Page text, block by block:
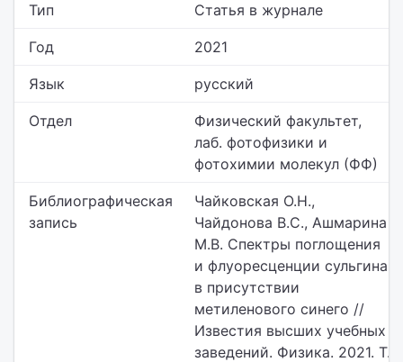
Тип Статья в журнале
Год 2021
Язык русский
Отдел
Физический факультет,
лаб. фотофизики и
фотохимии молекул (ФФ)
Библиографическая
запись
Чайковская О.Н.,
Чайдонова В.С., Ашмарина
М.В. Спектры поглощения
и флуоресценции сульгина
в присутствии
метиленового синего //
Известия высших учебных
заведений. Физика. 2021. Т.